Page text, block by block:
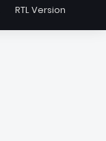
RTL Version